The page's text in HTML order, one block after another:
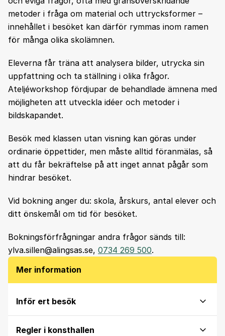
metoder i fråga om material och uttrycksformer –
innehållet i besöket kan därför rymmas inom ramen
för många olika skolämnen.
Eleverna får träna att analysera bilder, utrycka sin
uppfattning och ta ställning i olika frågor.
Ateljéworkshop fördjupar de behandlade ämnena med
möjligheten att utveckla idéer och metoder i
bildskapandet.
Besök med klassen utan visning kan göras under
ordinarie öppettider, men måste alltid föranmälas, så
att du får bekräftelse på att inget annat pågår som
hindrar besöket.
Vid bokning anger du: skola, årskurs, antal elever och
ditt önskemål om tid för besöket.
Bokningsförfrågningar andra frågor sänds till:
ylva.sillen@alingsas.se, 0734 269 500.
Mer information
Inför ert besök
Regler i konsthallen